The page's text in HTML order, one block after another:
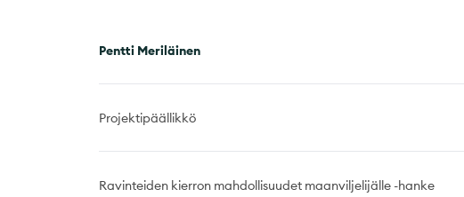
Pentti Meriläinen
Projektipäällikkö
Ravinteiden kierron mahdollisuudet maanviljelijälle -hanke